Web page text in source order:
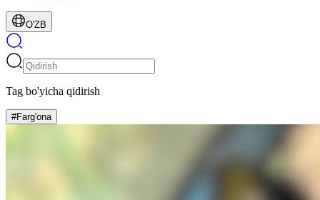
O'ZB
Tag bo'yicha qidirish
#Farg'ona